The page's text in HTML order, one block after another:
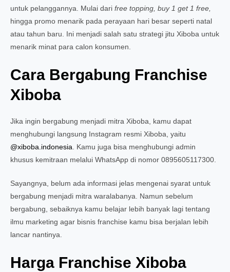
untuk pelanggannya. Mulai dari free topping, buy 1 get 1 free,
hingga promo menarik pada perayaan hari besar seperti natal
atau tahun baru. Ini menjadi salah satu strategi jitu Xiboba untuk
menarik minat para calon konsumen.
Cara Bergabung Franchise
Xiboba
Jika ingin bergabung menjadi mitra Xiboba, kamu dapat
menghubungi langsung Instagram resmi Xiboba, yaitu
@xiboba.indonesia . Kamu juga bisa menghubungi admin
khusus kemitraan melalui WhatsApp di nomor 0895605117300.
Sayangnya, belum ada informasi jelas mengenai syarat untuk
bergabung menjadi mitra waralabanya. Namun sebelum
bergabung, sebaiknya kamu belajar lebih banyak lagi tentang
ilmu marketing agar bisnis franchise kamu bisa berjalan lebih
lancar nantinya.
Harga Franchise Xiboba